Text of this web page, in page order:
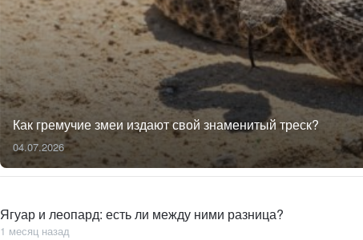
Как гремучие змеи издают свой знаменитый треск?
04.07.2026
Ягуар и леопард: есть ли между ними разница?
1 месяц назад